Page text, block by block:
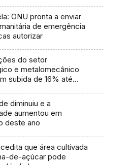
ONU pronta a enviar
de emergência
autorizar
do setor
e metalomecânico
subida de 16% até
diminuiu e a
aumentou em
deste ano
que área cultivada
de-açúcar pode